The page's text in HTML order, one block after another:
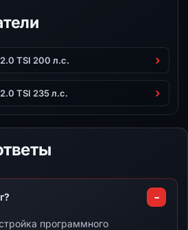
TSI 200 л.с.
TSI 235 л.с.
программного